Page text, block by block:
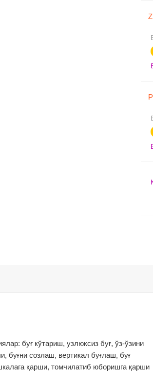
буғ кўтариш, узлюксиз буғ, ўз-ўзини
буғни созлаш, вертикал буғлаш, буғ
қарши, томчилатиб юборишга қарши